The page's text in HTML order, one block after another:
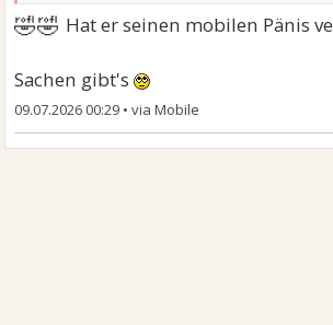
🤣🤣 Hat er seinen mobilen Pänis
Sachen gibt's
09.07.2026 00:29 •